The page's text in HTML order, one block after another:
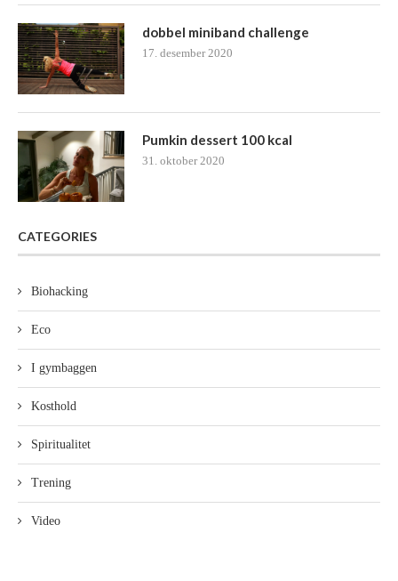
dobbel miniband challenge
17. desember 2020
Pumkin dessert 100 kcal
31. oktober 2020
CATEGORIES
Biohacking
Eco
I gymbaggen
Kosthold
Spiritualitet
Trening
Video